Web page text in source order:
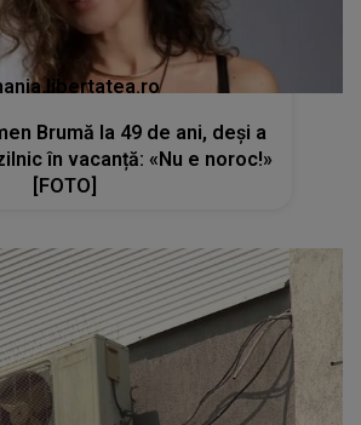
Brumă la 49 de ani, deși a
în vacanță: «Nu e noroc!»
[FOTO]